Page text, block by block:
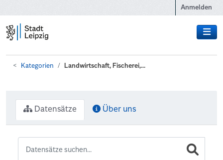
Anmelden
Kategorien Landwirtschaft, Fischerei,...
Datensätze Über uns